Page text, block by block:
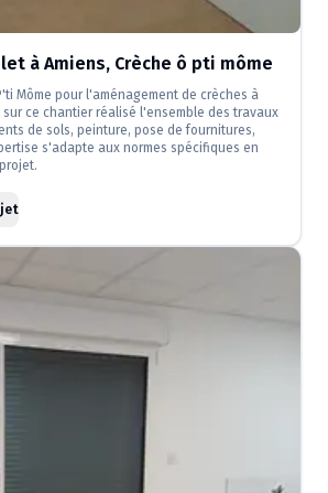
à Amiens, Crèche ô pti môme
Môme pour l'aménagement de crèches à
sur ce chantier réalisé l'ensemble des travaux
de sols, peinture, pose de fournitures,
s'adapte aux normes spécifiques en